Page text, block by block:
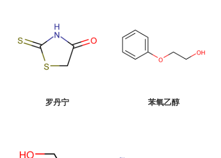
罗丹宁 苯氧乙醇